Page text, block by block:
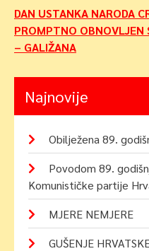
Navigacija
objava
DAN USTANKA NARODA
PROMPTNO OBNOVLJEN
– GALIŽANA
Najnovije
Obilježena 89.
Povodom 89.
Komunističke partije
MJERE NEMJERE
GUŠENJE